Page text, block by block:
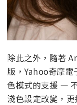
除此之外，隨著
版，Yahoo奇摩
色模式的支援 —
淺色設定改變，